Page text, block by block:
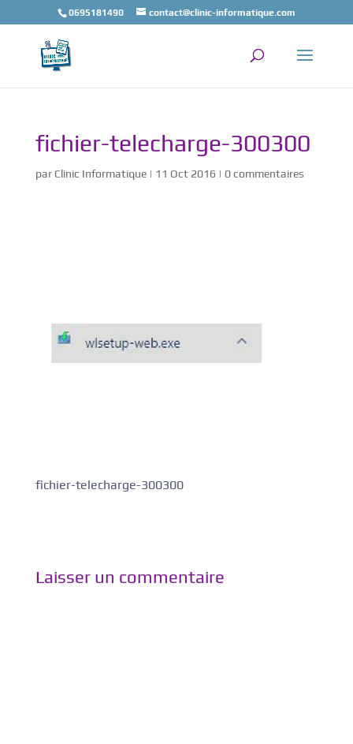
0695181490 contact@clinic-informatique.com
fichier-telecharge-300300
par Clinic Informatique| 11 Oct 2016 | 0 commentaires
fichier-telecharge-300300
Laisser un commentaire